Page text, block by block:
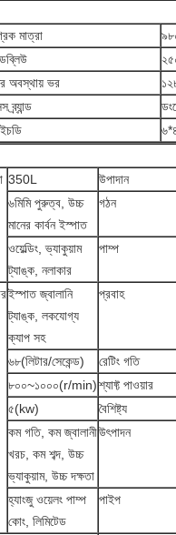
মাত্রা
অবস্থায় ভর
ব্র্যান্ড
350L
উপাদান
৬মিমি পুরুত্ব, উচ্চ
মানের কার্বন ইস্পাত
গঠন
ওয়েল্ডিং, ভ্যাকুয়াম
ট্যাঙ্ক, নলাকার
পাম্প
ইস্পাত জ্বালানি
ট্যাঙ্ক, লকযোগ্য
ক্যাপ সহ
প্রবাহ
৬৮(লিটার/সেকেন্ড)
রেটিং গতি
৮০০~১০০০(r/min)শ্যাফ্ট পাওয়ার
৫(kw)
বৈশিষ্ট্য
কম গতি, কম জ্বালানী
খরচ, কম শব্দ, উচ্চ
ভ্যাকুয়াম, উচ্চ দক্ষতা
উৎপাদন
হ্যাংজু ওয়েলং পাম্প
কোং, লিমিটেড
পাইপ